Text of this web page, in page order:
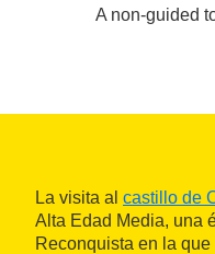
A non-guided
La visita al castillo de
Alta Edad Media, una
Reconquista en la